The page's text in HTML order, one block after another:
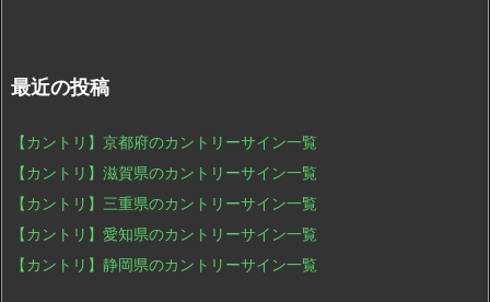
最近の投稿
【カントリ】京都府のカントリーサイン一覧
【カントリ】滋賀県のカントリーサイン一覧
【カントリ】三重県のカントリーサイン一覧
【カントリ】愛知県のカントリーサイン一覧
【カントリ】静岡県のカントリーサイン一覧